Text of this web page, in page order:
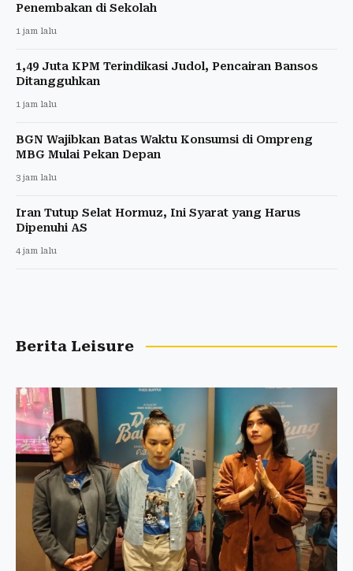
Penembakan di Sekolah
1 jam lalu
1,49 Juta KPM Terindikasi Judol, Pencairan Bansos
Ditangguhkan
1 jam lalu
BGN Wajibkan Batas Waktu Konsumsi di Ompreng
MBG Mulai Pekan Depan
3 jam lalu
Iran Tutup Selat Hormuz, Ini Syarat yang Harus
Dipenuhi AS
4 jam lalu
Berita Leisure